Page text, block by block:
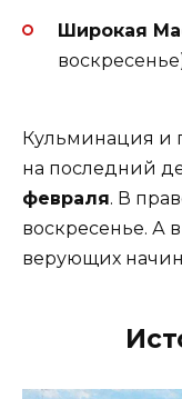
Широкая
Кульминация и
на последний
февраля. В
воскресенье. А
верующих